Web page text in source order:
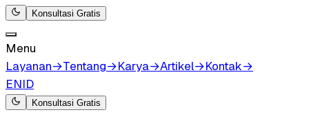
Konsultasi Gratis
Menu
Layanan→Tentang→Karya→Artikel→Kontak→
ENID
Konsultasi Gratis